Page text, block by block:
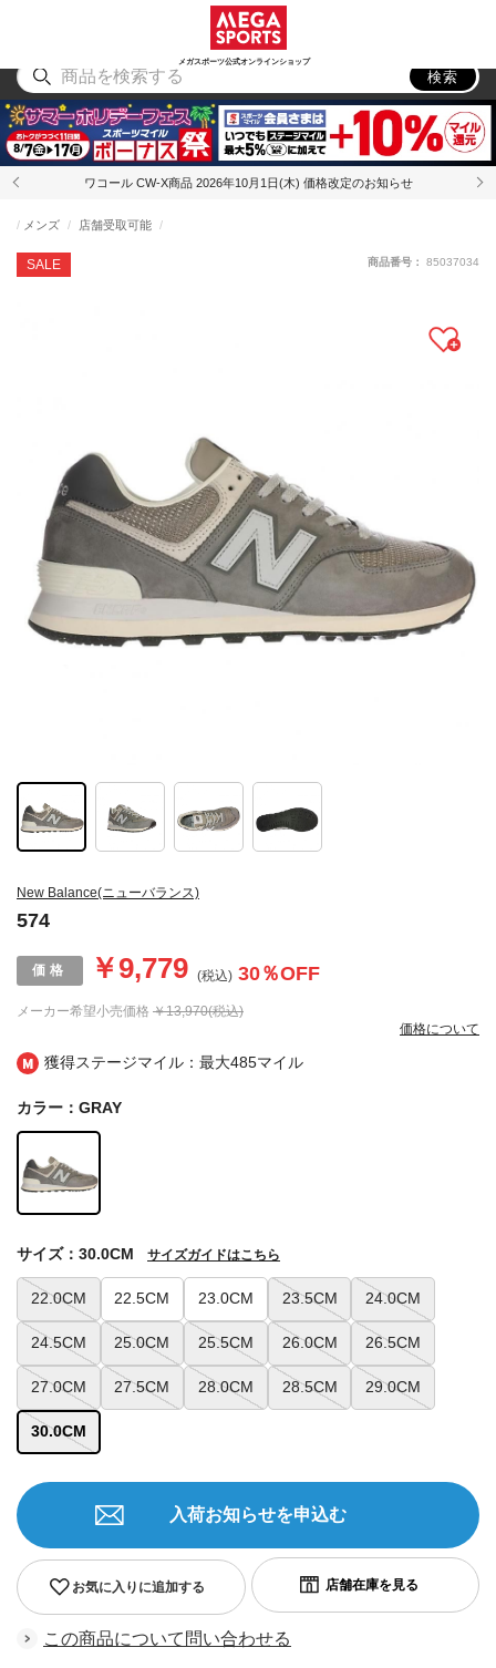
メガスポーツ公式オンラインショップ
アウトドア
検索
ワコール CW-X商品 2026年10月1日(木) 価格改定のお知らせ
獲得ステージマイル：最大485マイル
New Balance(ニューバランス)
574
SALE
メンズ 店舗受取可能
メーカー希望小売価格 ￥13,970(税込)
￥9,779 (税込) 30％OFF
価格について
商品番号： 85037034
カラー：GRAY
22.0CM 22.5CM 23.0CM 23.5CM 24.0CM
24.5CM 25.0CM 25.5CM 26.0CM 26.5CM
27.0CM 27.5CM 28.0CM 28.5CM 29.0CM
30.0CM
サイズ：30.0CM サイズガイドはこちら
お気に入りに追加する
入荷お知らせを申込む
この商品について問い合わせる